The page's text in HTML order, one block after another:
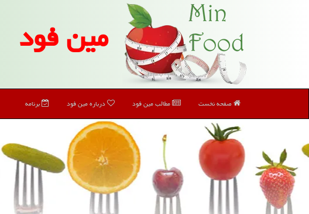
مین فود
صفحه نخست مطالب مین فود درباره مین فود برنامه